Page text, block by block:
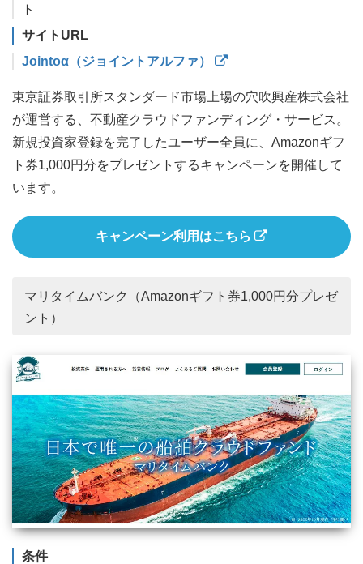
ト
サイトURL
Jointoα（ジョイントアルファ）
東京証券取引所スタンダード市場上場の穴吹興産株式会社
が運営する、不動産クラウドファンディング・サービス。
新規投資家登録を完了したユーザー全員に、Amazonギフ
ト券1,000円分をプレゼントするキャンペーンを開催して
います。
キャンペーン利用はこちら
マリタイムバンク（Amazonギフト券1,000円分プレゼ
ント）
条件